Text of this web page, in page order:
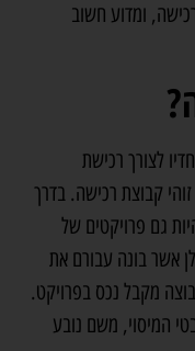
ומדוע חשוב
לצורך רכישת
קבוצת רכישה. בדרך
גם פרויקטים של
אשר בונה עבורם את
מקבל נכס בפרויקט.
המיסוי, משם נובע